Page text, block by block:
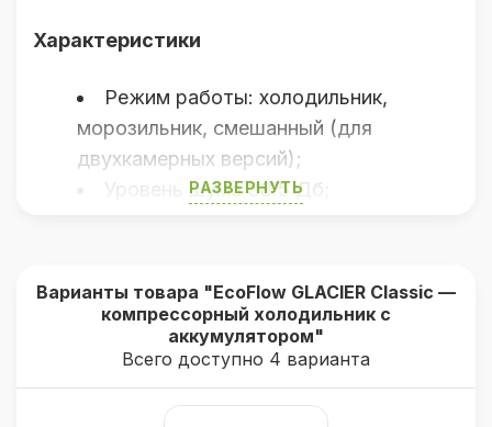
РАЗВЕРНУТЬ
Характеристики
Режим работы: холодильник,
морозильник, смешанный (для
двухкамерных версий);
Уровень шума 38.5 Дб;
(приобретается дополнительно);
Высокоэффективный компрессор с
медной обмоткой;
Штатный аккумулятор
поддерживает температуру +4°C до
Варианты товара "EcoFlow GLACIER Classic —
компрессорный холодильник с
аккумулятором"
Всего доступно 4 варианта